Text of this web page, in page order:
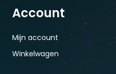
Account
Mijn account
Winkelwagen